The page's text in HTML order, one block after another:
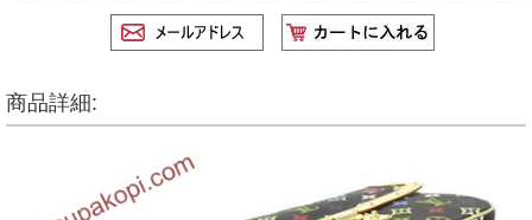
商品詳細: